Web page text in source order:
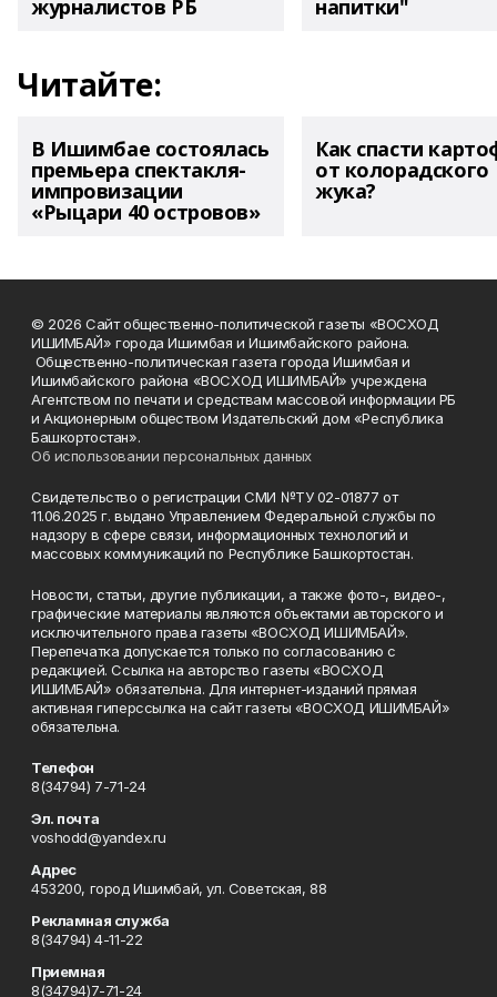
журналистов РБ напитки"
Читайте:
В Ишимбае состоялась
премьера спектакля-
импровизации
«Рыцари 40 островов»
Как спасти
от колорадского
жука?
© 2026 Сайт общественно-политической газеты «ВОСХОД
ИШИМБАЙ» города Ишимбая и Ишимбайского района.
Общественно-политическая газета города Ишимбая и
Ишимбайского района «ВОСХОД ИШИМБАЙ» учреждена
Агентством по печати и средствам массовой информации РБ
и Акционерным обществом Издательский дом «Республика
Башкортостан».
Об использовании персональных данных
Свидетельство о регистрации СМИ №ТУ 02-01877 от
11.06.2025 г. выдано Управлением Федеральной службы по
надзору в сфере связи, информационных технологий и
массовых коммуникаций по Республике Башкортостан.
Новости, статьи, другие публикации, а также фото-, видео-,
графические материалы являются объектами авторского и
исключительного права газеты «ВОСХОД ИШИМБАЙ».
Перепечатка допускается только по согласованию с
редакцией. Ссылка на авторство газеты «ВОСХОД
ИШИМБАЙ» обязательна. Для интернет-изданий прямая
активная гиперссылка на сайт газеты «ВОСХОД ИШИМБАЙ»
обязательна.
Телефон
8(34794) 7-71-24
Эл. почта
voshodd@yandex.ru
Адрес
453200, город Ишимбай, ул. Советская, 88
Рекламная служба
8(34794) 4-11-22
Приемная
8(34794)7-71-24